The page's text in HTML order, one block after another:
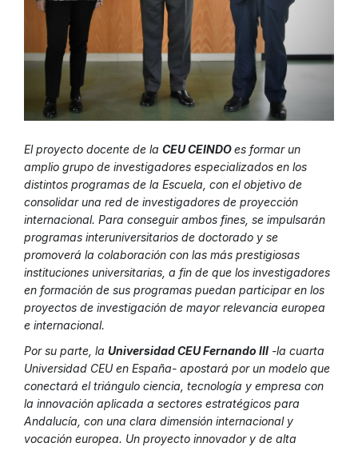
El proyecto docente de la CEU CEINDOes formar un
amplio grupo de investigadores especializados en los
distintos programas de la Escuela, con el objetivo de
consolidar una red de investigadores de proyección
internacional. Para conseguir ambos fines, se impulsarán
programas interuniversitarios de doctorado y se
promoverá la colaboración con las más prestigiosas
instituciones universitarias, a fin de que los investigadores
en formación de sus programas puedan participar en los
proyectos de investigación de mayor relevancia europea
e internacional.
Por su parte, la Universidad CEU Fernando III -la cuarta
Universidad CEU en España- apostará por un modelo que
conectará el triángulo ciencia, tecnología y empresa con
la innovación aplicada a sectores estratégicos para
Andalucía, con una clara dimensión internacional y
vocación europea. Un proyecto innovador y de alta